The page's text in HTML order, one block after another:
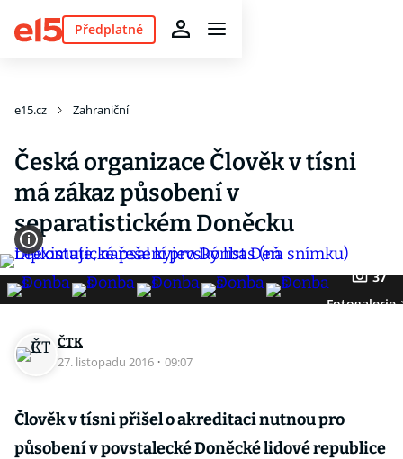
Předplatné
e15.cz Zahraniční
Česká organizace Člověk v tísni
má zákaz působení v
separatistickém Doněcku
37
Fotogalerie
ČTK
27. listopadu 2016 · 09:07
Člověk v tísni přišel o akreditaci nutnou pro
působení v povstalecké Doněcké lidové republice